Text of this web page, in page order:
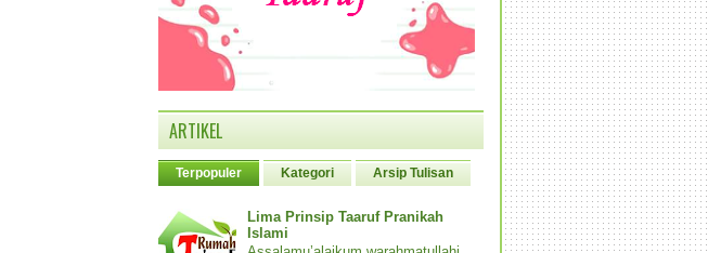
ARTIKEL
Terpopuler Kategori Arsip Tulisan
Lima Prinsip Taaruf Pranikah
Islami